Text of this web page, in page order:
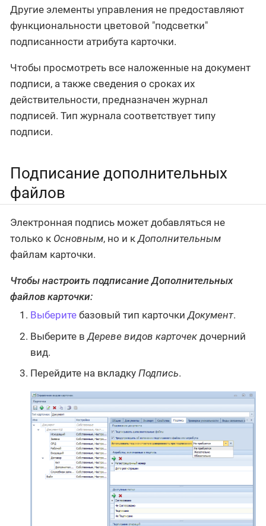
Другие элементы управления не предоставляют
функциональности цветовой "подсветки"
подписанности атрибута карточки.
Чтобы просмотреть все наложенные на документ
подписи, а также сведения о сроках их
действительности, предназначен журнал
подписей. Тип журнала соответствует типу
подписи.
Подписание дополнительных
файлов
Электронная подпись может добавляться не
только к Основным, но и к Дополнительным
файлам карточки.
Чтобы настроить подписаниеДополнительных
файлов карточки:
Выберите базовый тип карточкиДокумент.
Выберите в Дереве видов карточек дочерний
вид.
Перейдите на вкладку Подпись.